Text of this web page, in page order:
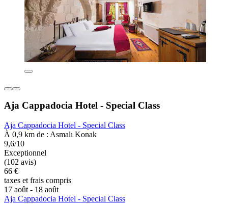
Aja Cappadocia Hotel - Special Class
Aja Cappadocia Hotel - Special Class
À 0,9 km de : Asmalı Konak
9,6/10
Exceptionnel
(102 avis)
66 €
taxes et frais compris
17 août - 18 août
Aja Cappadocia Hotel - Special Class